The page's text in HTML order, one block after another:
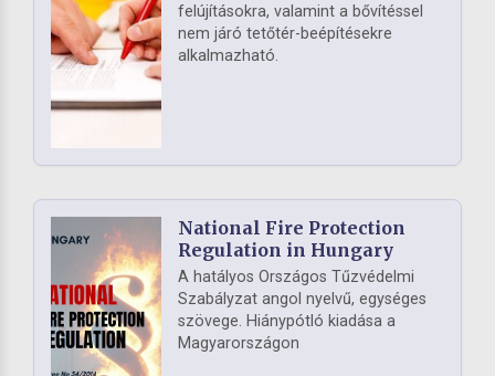
felújításokra, valamint a bővítéssel
nem járó tetőtér-beépítésekre
alkalmazható.
National Fire Protection
Regulation in Hungary
A hatályos Országos Tűzvédelmi
Szabályzat angol nyelvű, egységes
szövege. Hiánypótló kiadása a
Magyarországon